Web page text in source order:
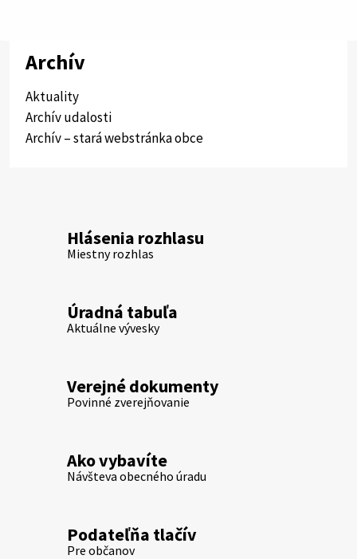
Archív
Aktuality
Archív udalosti
Archív – stará webstránka obce
Hlásenia rozhlasu
Miestny rozhlas
Úradná tabuľa
Aktuálne vývesky
Verejné dokumenty
Povinné zverejňovanie
Ako vybavíte
Návšteva obecného úradu
Podateľňa tlačív
Pre občanov